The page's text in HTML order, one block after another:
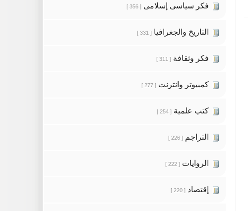
فكر سياسى إسلامى [ 356 ]
التاريخ والجغرافيا [ 331 ]
فكر وثقافة [ 311 ]
كمبيوتر وانترنت [ 277 ]
كتب علمية [ 254 ]
التراجم [ 226 ]
الروايات [ 222 ]
إقتصاد [ 220 ]